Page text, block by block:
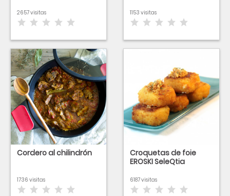
2657 visitas 1153 visitas
Cordero al chilindrón
1736 visitas
Croquetas de foie
EROSKI SeleQtia
6187 visitas